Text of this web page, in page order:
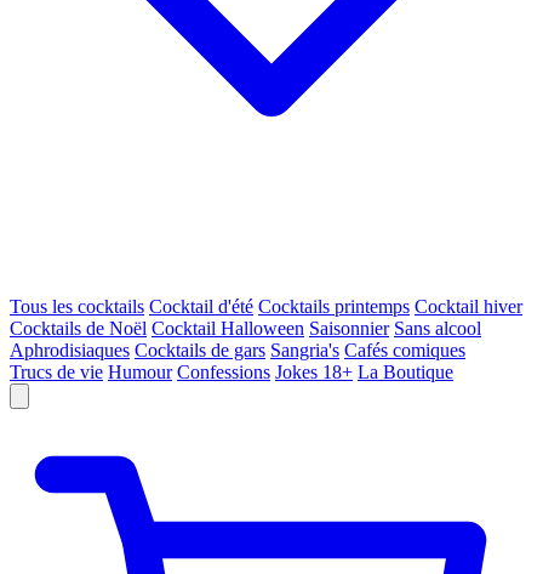
Tous les cocktails Cocktail d'été Cocktails printemps Cocktail hiver
Cocktails de Noël Cocktail Halloween Saisonnier Sans alcool
Aphrodisiaques Cocktails de gars Sangria's Cafés comiques
Trucs de vie Humour Confessions Jokes 18+ La Boutique